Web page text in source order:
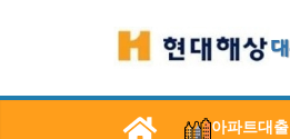
로
아파트대출